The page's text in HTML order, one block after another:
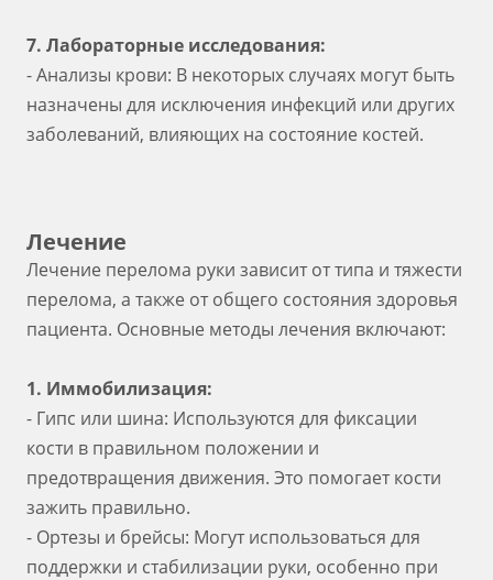
7. Лабораторные исследования:
- Анализы крови: В некоторых случаях могут быть
назначены для исключения инфекций или других
заболеваний, влияющих на состояние костей.
Лечение
Лечение перелома руки зависит от типа и тяжести
перелома, а также от общего состояния здоровья
пациента. Основные методы лечения включают:
1. Иммобилизация:
- Гипс или шина: Используются для фиксации
кости в правильном положении и
предотвращения движения. Это помогает кости
зажить правильно.
- Ортезы и брейсы: Могут использоваться для
поддержки и стабилизации руки, особенно при